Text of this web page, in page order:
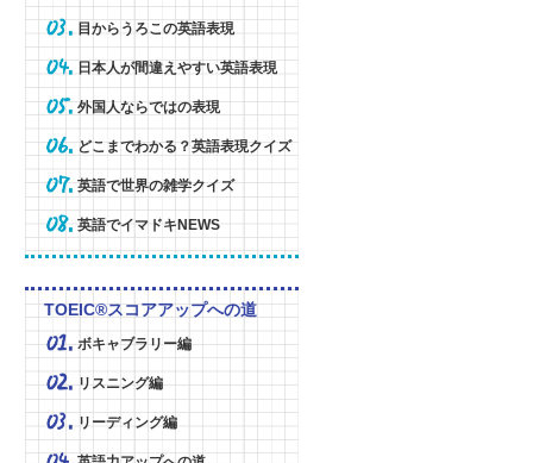
目からうろこの英語表現
日本人が間違えやすい英語表現
外国人ならではの表現
どこまでわかる？英語表現クイズ
英語で世界の雑学クイズ
英語でイマドキNEWS
TOEIC®スコアアップへの道
ボキャブラリー編
リスニング編
リーディング編